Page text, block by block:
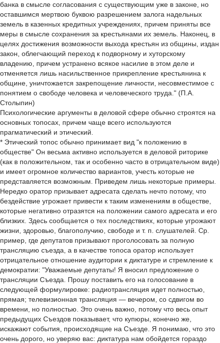
банка в смысле согласования с существующим уже в законе, но
оставшимся мертвою буквою разрешением залога надельных
земель в казенных кредитных учреждениях, причем приняты все
меры в смысле сохранения за крестьянами их земель. Наконец, в
целях достижения возможности выхода крестьян из общины, издан
закон, облегчающий переход к подворному и хуторскому
владению, причем устранено всякое насилие в этом деле и
отменяется лишь насильственное прикрепление крестьянина к
общине, уничтожается закрепощение личности, несовместимое с
понятием о свободе человека и человеческого труда." (П.А.
Столыпин)
Психологические аргументы в деловой сфере обычно строятся на
основных топосах, причем чаще всего используются
прагматический и этический.
* Этический топос обычно принимает вид "к положению в
обществе" Он весьма активно используется в деловой риторике
(как в положительном, так и особенно часто в отрицательном виде)
и имеет огромное количество вариантов, учесть которые не
представляется возможным. Приведем лишь некоторые примеры.
Нередко оратор призывает адресата сделать нечто потому, что
бездействие угрожает привести к таким изменениям в обществе,
которые негативно отразятся на положении самого адресата и его
близких. Здесь сообщается о тех последствиях, которые угрожают
жизни, здоровью, благополучию, свободе и т. п. слушателей. Ср.
пример, где депутатов призывают проголосовать за полную
трансляцию съезда, а в качестве топоса оратор использует
отрицательное отношение аудитории к диктатуре и стремление к
демократии: "Уважаемые депутаты! Я вносил предложение о
трансляции Съезда. Прошу поставить его на голосование в
следующей формулировке: радиотрансляция идет полностью,
прямая; телевизионная трансляция — вечером, со сдвигом во
времени, но полностью. Это очень важно, потому что весь опыт
предыдущих Съездов показывает, что купюры, конечно же,
искажают события, происходящие на Съезде. Я понимаю, что это
очень дорого, но уверяю вас: диктатура нам обойдется гораздо